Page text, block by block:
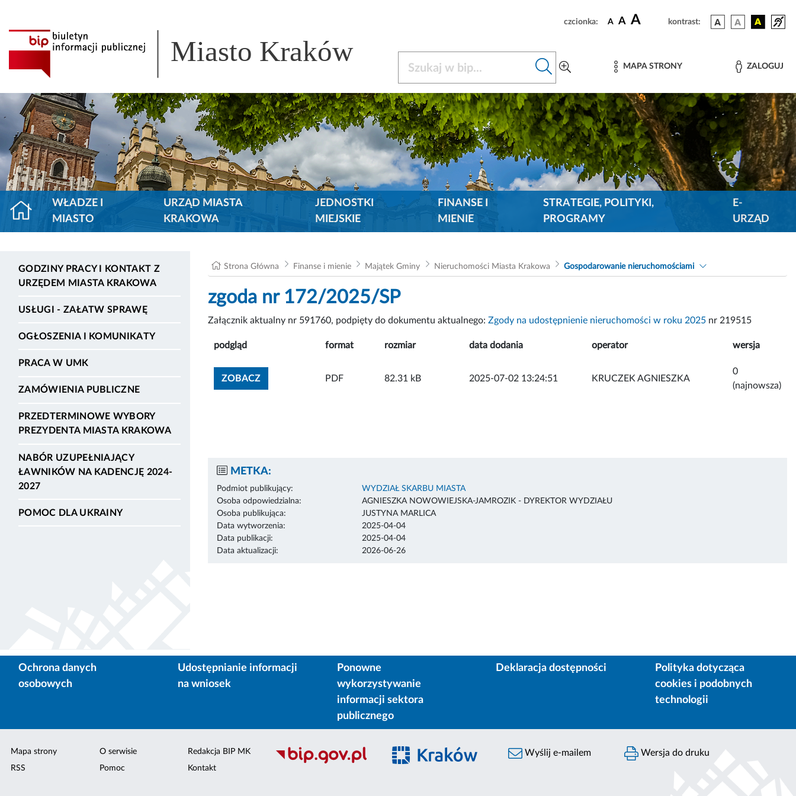
czcionka: A A A kontrast:
Miasto Kraków MAPA STRONY ZALOGUJ
WŁADZE I
MIASTO
URZĄD MIASTA
KRAKOWA
JEDNOSTKI
MIEJSKIE
FINANSE I
MIENIE
STRATEGIE, POLITYKI,
PROGRAMY
E-
URZĄD
GODZINY PRACY I KONTAKT Z
URZĘDEM MIASTA KRAKOWA
USŁUGI - ZAŁATW SPRAWĘ
OGŁOSZENIA I KOMUNIKATY
PRACA W UMK
ZAMÓWIENIA PUBLICZNE
PRZEDTERMINOWE WYBORY
PREZYDENTA MIASTA KRAKOWA
NABÓR UZUPEŁNIAJĄCY
ŁAWNIKÓW NA KADENCJĘ 2024-
2027
POMOC DLA UKRAINY
Strona Główna Finanse i mienie Majątek Gminy Nieruchomości Miasta Krakowa Gospodarowanie nieruchomościami
zgoda nr 172/2025/SP
Załącznik aktualny nr 591760, podpięty do dokumentu aktualnego: Zgody na udostępnienie nieruchomości w roku 2025 nr 219515
podgląd format rozmiar data dodania operator wersja
ZOBACZZOBACZ ZAŁĄCZNIK
PDF 82.31 kB 2025-07-02 13:24:51 KRUCZEK AGNIESZKA
0
(najnowsza)
METKA:
Podmiot publikujący:
WYDZIAŁ SKARBU MIASTA
Osoba odpowiedzialna:
AGNIESZKA NOWOWIEJSKA-JAMROZIK - DYREKTOR WYDZIAŁU
Osoba publikująca:
JUSTYNA MARLICA
Data wytworzenia:
2025-04-04
Data publikacji:
2025-04-04
Data aktualizacji:
2026-06-26
Ochrona danych
osobowych
Udostępnianie informacji
na wniosek
Ponowne
wykorzystywanie
informacji sektora
publicznego
Deklaracja dostępności
Polityka dotycząca
cookies i podobnych
technologii
Mapa strony
RSS
O serwisie
Pomoc
Redakcja BIP MK
Kontakt
Wyślij e-mailem Wersja do druku